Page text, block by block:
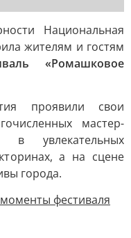
Национальная
жителям и гостям
«Ромашковое
проявили свои
мастер-
в увлекательных
а на сцене
города.
фестиваля